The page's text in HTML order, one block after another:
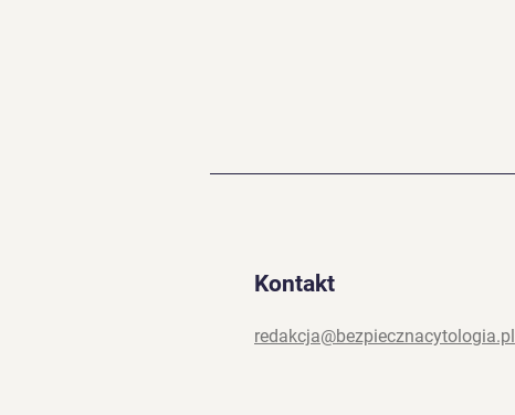
Kontakt
redakcja@bezpiecznacytologia.pl